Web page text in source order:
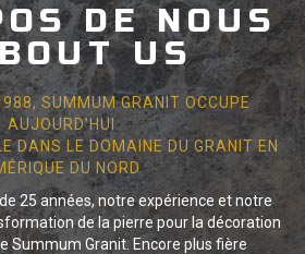
DE NOUS
US
SUMMUM GRANIT OCCUPE
AUJOURD’HUI
DANS LE DOMAINE DU GRANIT EN
DU NORD
25 années, notre expérience et notre
de la pierre pour la décoration
Summum Granit. Encore plus fière